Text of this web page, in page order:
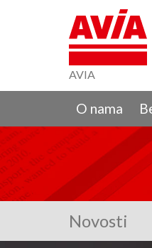
AVIA
O nama
Novosti